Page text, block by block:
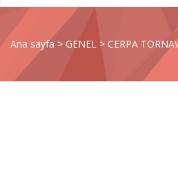
Ana sayfa > GENEL > CERPA